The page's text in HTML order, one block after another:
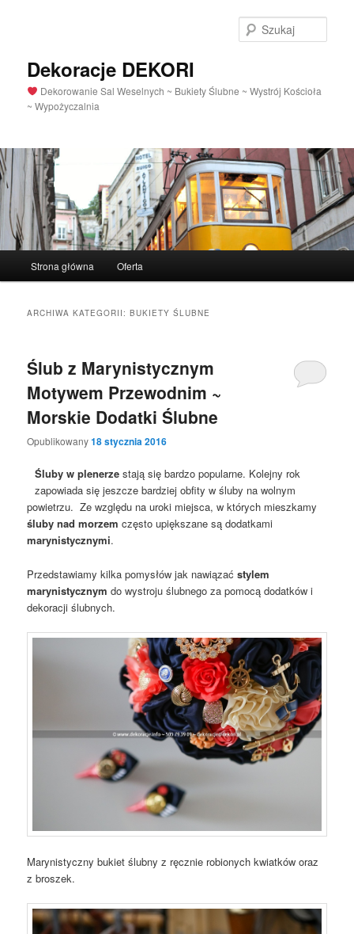
Dekoracje DEKORI
Dekorowanie Sal Weselnych ~ Bukiety Ślubne ~ Wystrój Kościoła
~ Wypożyczalnia
główne
Przeskocz
Przeskocz
Strona główna Oferta
ARCHIWA KATEGORII:BUKIETY ŚLUBNE
Ślub z Marynistycznym
Motywem Przewodnim ~
Morskie Dodatki Ślubne
Opublikowany18 stycznia 2016
Śluby w plenerze stają się bardzo popularne. Kolejny rok
zapowiada się jeszcze bardziej obfity w śluby na wolnym
powietrzu. Ze względu na uroki miejsca, w których mieszkamy
śluby nad morzem często upiększane są dodatkami
marynistycznymi.
Przedstawiamy kilka pomysłów jak nawiązaćstylem
marynistycznym do wystroju ślubnego za pomocą dodatków i
dekoracji ślubnych.
Marynistyczny bukiet ślubny z ręcznie robionych kwiatków oraz
z broszek.